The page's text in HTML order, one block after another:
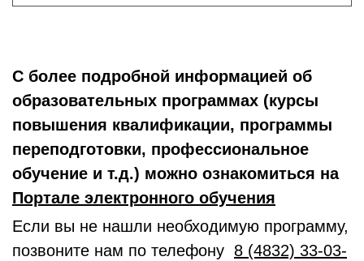
С более подробной информацией об
образовательных программах (курсы
повышения квалификации, программы
переподготовки, профессиональное
обучение и т.д.) можно ознакомиться на
Портале электронного обучения
Если вы не нашли необходимую программу,
позвоните нам по телефону 8 (4832) 33-03-